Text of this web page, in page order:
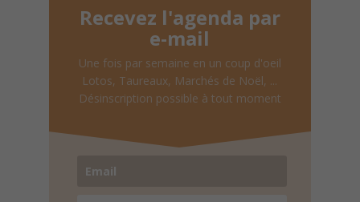
Recevez l'agenda par
e-mail
Une fois par semaine en un coup d'oeil
Lotos, Taureaux, Marchés de Noël, ...
Désinscription possible à tout moment